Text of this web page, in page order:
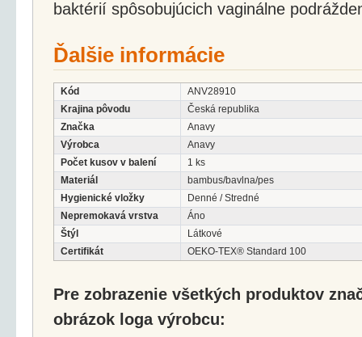
baktérií spôsobujúcich vaginálne
Ďalšie informácie
Kód
ANV28910
Krajina pôvodu
Česká republika
Značka
Anavy
Výrobca
Anavy
Počet kusov v balení
1 ks
Materiál
bambus/bavlna/pes
Hygienické vložky
Denné / Stredné
Nepremokavá vrstva
Áno
Štýl
Látkové
Certifikát
OEKO-TEX® Standard 100
Pre zobrazenie všetkých produktov
obrázok loga výrobcu: